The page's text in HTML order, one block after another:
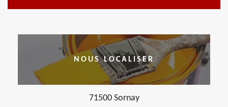
NOUS LOCALISER
71500 Sornay